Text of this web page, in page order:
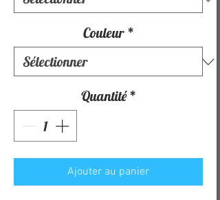
Couleur *
Quantité *
Ajouter au panier